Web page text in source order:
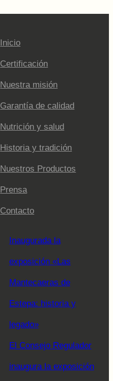
Inicio
Certificación
Nuestra misión
Garantía de calidad
Nutrición y salud
Historia y tradición
Nuestros Productos
Prensa
Contacto
Inaugurada la
exposición «Las
Mantecaeras de
Estepa: historia y
legado»
El Consejo Regulador
inaugura la exposición